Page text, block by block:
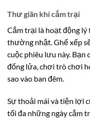
Thư giãn khi cắm trại
Cắm trại là hoạt động
thường nhật. Ghế xếp
cuộc phiêu lưu này. Bạn
đống lửa, chơi trò chơi
sao vào ban đêm.
Sự thoải mái và tiện lợi
tối đa những ngày cắm